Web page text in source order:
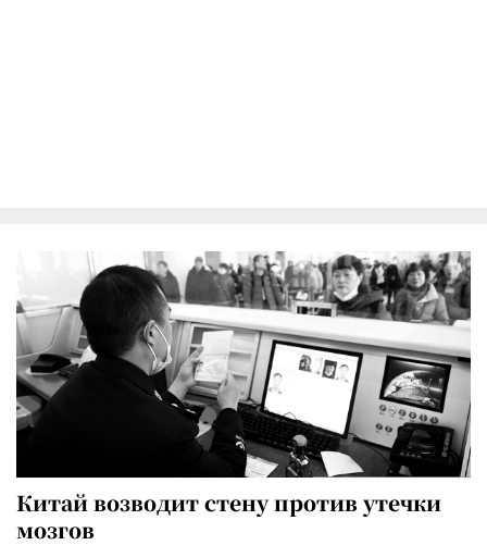
Китай возводит стену против утечки
мозгов